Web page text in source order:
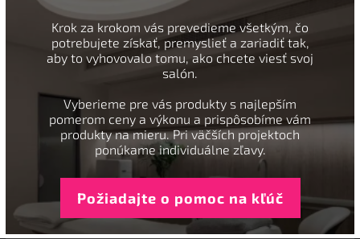
Krok za krokom vás prevedieme všetkým, čo
potrebujete získať, premyslieť a zariadiť tak,
aby to vyhovovalo tomu, ako chcete viesť svoj
salón.
Vyberieme pre vás produkty s najlepším
pomerom ceny a výkonu a prispôsobíme vám
produkty na mieru. Pri väčších projektoch
ponúkame individuálne zľavy.
Požiadajte o pomoc na kľúč